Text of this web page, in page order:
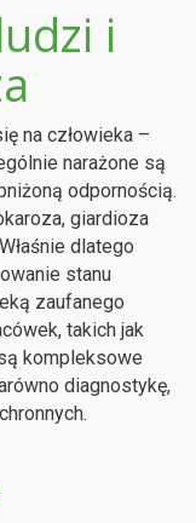
i
na człowieka –
narażone są
odpornością.
giardioza
dlatego
stanu
zaufanego
takich jak
kompleksowe
diagnostykę,